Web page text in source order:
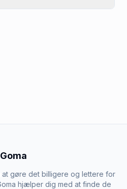
Goma
at gøre det billigere og lettere for
hjælper dig med at finde de